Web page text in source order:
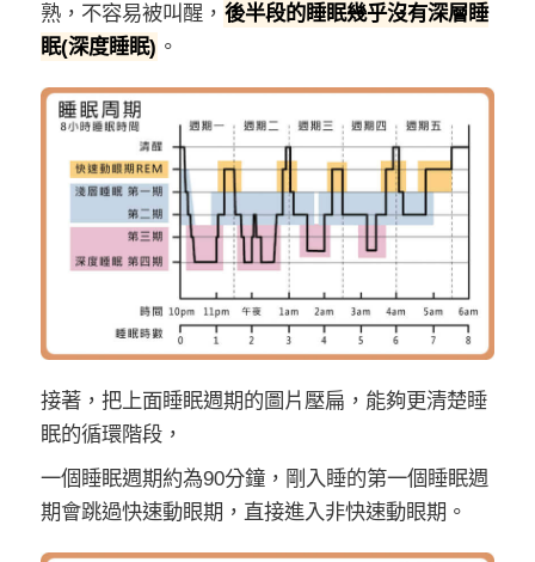
熟，不容易被叫醒， 後半段的睡眠幾乎沒有深層睡
眠(深度睡眠) 。
接著，把上面睡眠週期的圖片壓扁，能夠更清楚睡
眠的循環階段，
一個睡眠週期約為90分鐘，剛入睡的第一個睡眠週
期會跳過快速動眼期，直接進入非快速動眼期。